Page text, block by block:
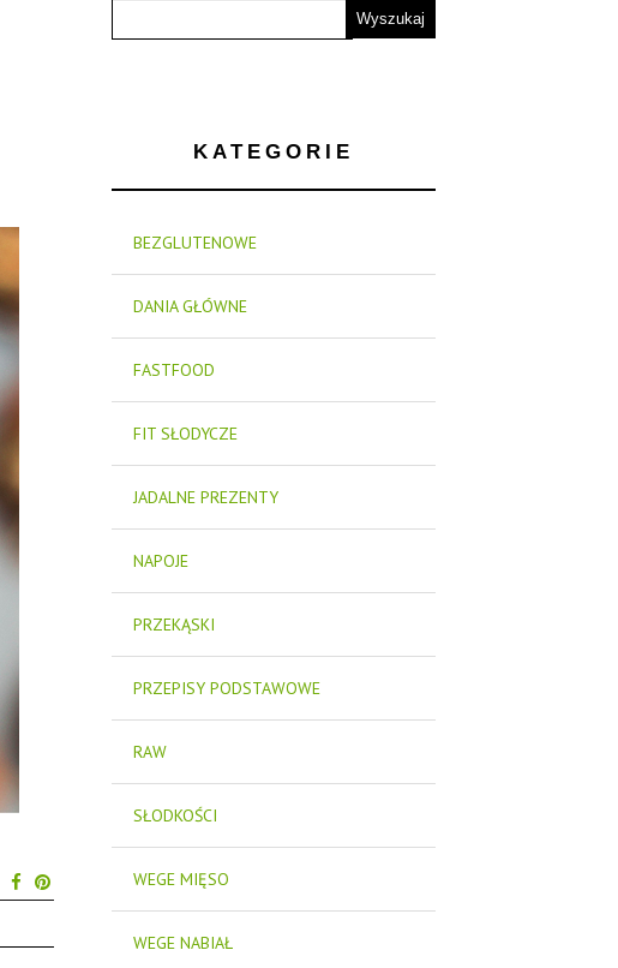
KATEGORIE
BEZGLUTENOWE
DANIA GŁÓWNE
FASTFOOD
FIT SŁODYCZE
JADALNE PREZENTY
NAPOJE
PRZEKĄSKI
PRZEPISY PODSTAWOWE
RAW
SŁODKOŚCI
WEGE MIĘSO
WEGE NABIAŁ